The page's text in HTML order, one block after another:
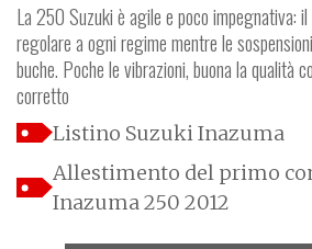
La 250 Suzuki è agile e poco impegnativa:
regolare a ogni regime mentre le
buche. Poche le vibrazioni, buona la qualità
corretto
Listino Suzuki Inazuma
Allestimento del primo
Inazuma 250 2012